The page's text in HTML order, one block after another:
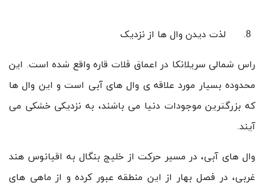
لذت دیدن وال ها از نزدیک
راس شمالی سریلانکا در اعماق فلات قاره واقع شده است. این
محدوده بسیار مورد علاقه ی وال های آبی است و این وال ها
که بزرگترین موجودات دنیا می باشند، به نزدیکی خشکی می
آیند.
وال های آبی، در مسیر حرکت از خلیج بنگال به اقیانوس هند
غربی، در فصل بهار از این منطقه عبور کرده و از ماهی های